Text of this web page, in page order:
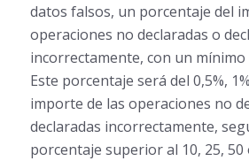
datos falsos, un porcentaje del
operaciones no declaradas o
incorrectamente, con un mínimo
Este porcentaje será del 0,5%,
importe de las operaciones no
declaradas incorrectamente,
porcentaje superior al 10, 25, 50